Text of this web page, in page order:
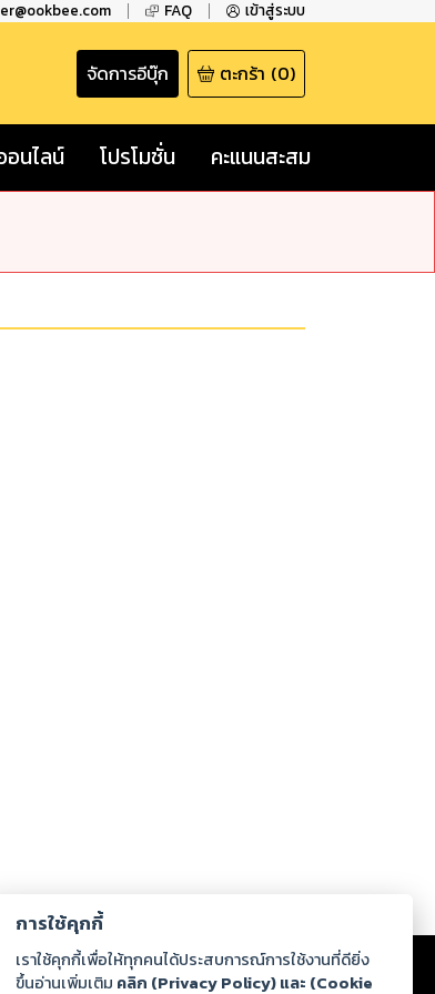
FAQ เข้าสู่ระบบ
จัดการอีบุ๊ก ตะกร้า (0)
นไลน์ โปรโมชั่น คะแนนสะสม
ร่วมงานกับเรา ดาวน์โหลด
การใช้คุกกี้
เราใช้คุกกี้เพื่อให้ทุกคนได้ประสบการณ์การใช้งานที่ดียิ่ง
ขึ้นอ่านเพิ่มเติม คลิก (Privacy Policy) และ (Cookie